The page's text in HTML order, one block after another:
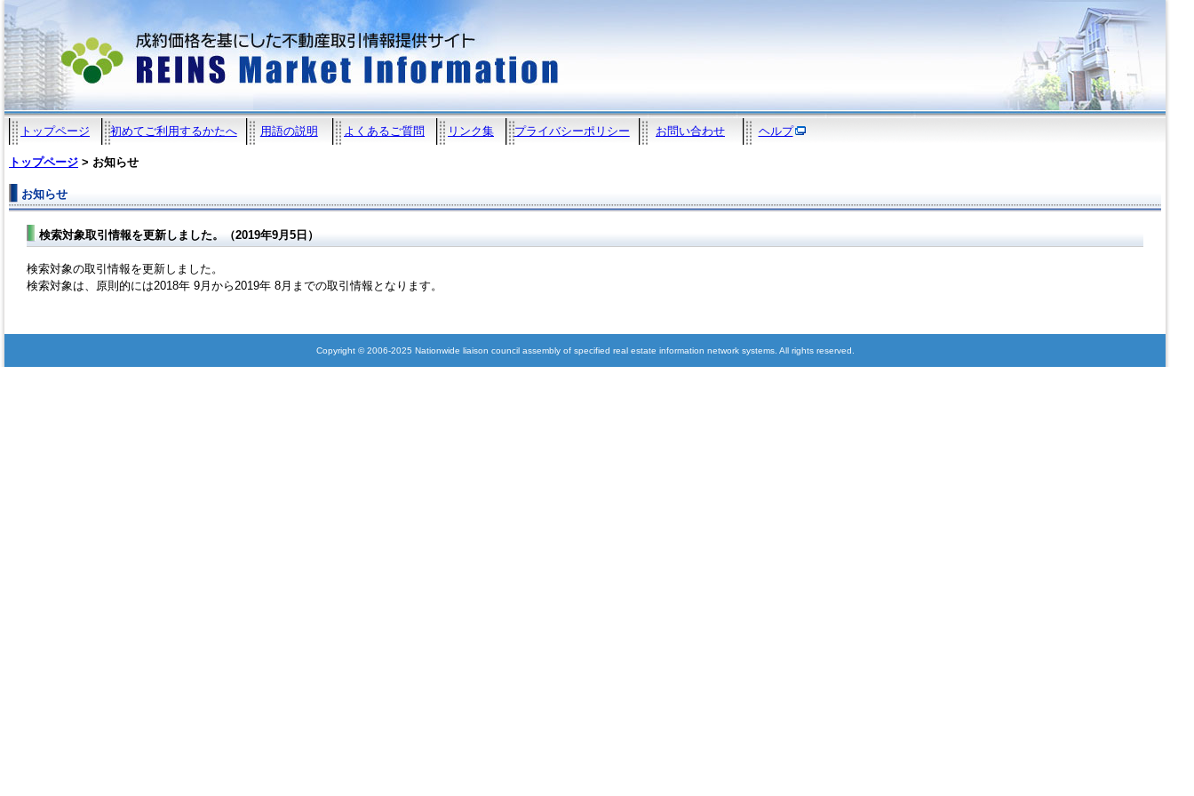
トップページ 初めてご利用するかたへ 用語の説明 よくあるご質問 リンク集 プライバシーポリシー お問い合わせ ヘルプ
トップページ > お知らせ
お知らせ
検索対象取引情報を更新しました。（2019年9月5日）
検索対象の取引情報を更新しました。
検索対象は、原則的には2018年 9月から2019年 8月までの取引情報となります。
Copyright © 2006-2025 Nationwide liaison council assembly of specified real estate information network systems. All rights reserved.